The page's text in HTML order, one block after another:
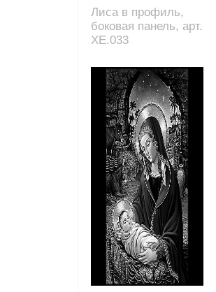
Лиса в профиль,
боковая панель, арт.
XE.033